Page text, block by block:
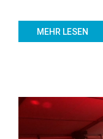
MEHR LESEN